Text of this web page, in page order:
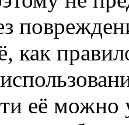
как
её можно